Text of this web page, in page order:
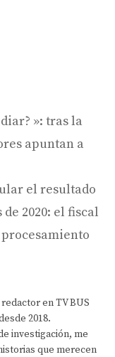
»: tras la
apuntan a
el resultado
2020: el fiscal
en TV BUS
2018.
investigación, me
que merecen